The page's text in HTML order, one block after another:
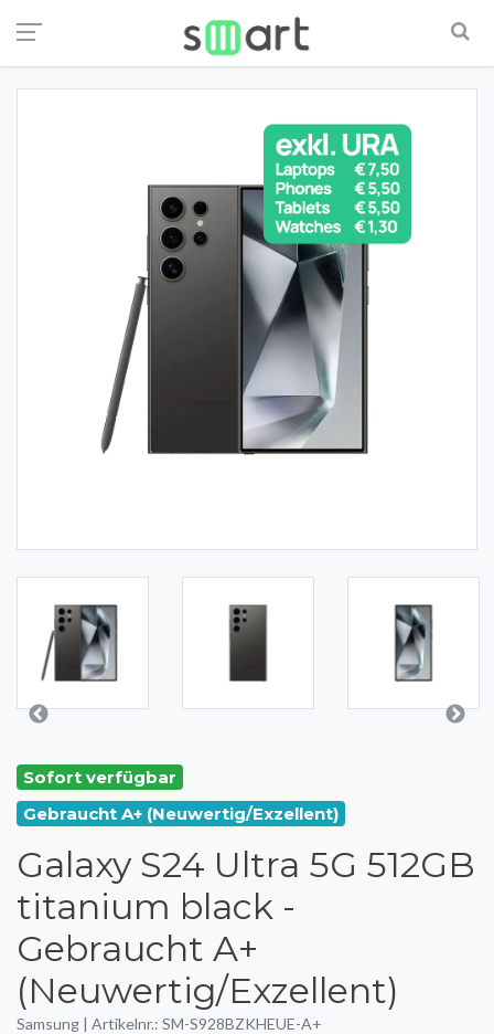
Sofort verfügbar
Gebraucht A+ (Neuwertig/Exzellent)
Galaxy S24 Ultra 5G 512GB
titanium black -
Gebraucht A+
(Neuwertig/Exzellent)
Samsung | Artikelnr.: SM-S928BZKHEUE-A+